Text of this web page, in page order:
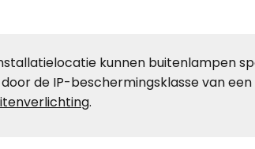
kunnen buitenlampen
de IP-beschermingsklasse van
.